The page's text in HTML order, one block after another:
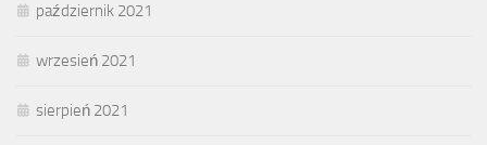
październik 2021
wrzesień 2021
sierpień 2021